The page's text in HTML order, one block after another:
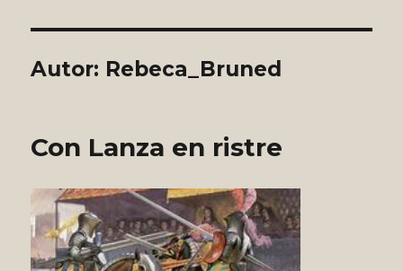
Autor: Rebeca_Bruned
Con Lanza en ristre